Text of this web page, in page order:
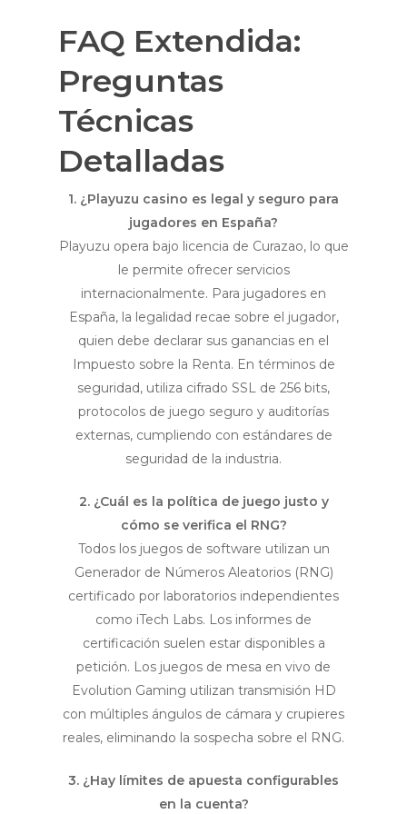
FAQ Extendida:
Preguntas
Técnicas
Detalladas
1. ¿Playuzu casino es legal y seguro para
jugadores en España?
Playuzu opera bajo licencia de Curazao, lo que
le permite ofrecer servicios
internacionalmente. Para jugadores en
España, la legalidad recae sobre el jugador,
quien debe declarar sus ganancias en el
Impuesto sobre la Renta. En términos de
seguridad, utiliza cifrado SSL de 256 bits,
protocolos de juego seguro y auditorías
externas, cumpliendo con estándares de
seguridad de la industria.
2. ¿Cuál es la política de juego justo y
cómo se verifica el RNG?
Todos los juegos de software utilizan un
Generador de Números Aleatorios (RNG)
certificado por laboratorios independientes
como iTech Labs. Los informes de
certificación suelen estar disponibles a
petición. Los juegos de mesa en vivo de
Evolution Gaming utilizan transmisión HD
con múltiples ángulos de cámara y crupieres
reales, eliminando la sospecha sobre el RNG.
3. ¿Hay límites de apuesta configurables
en la cuenta?